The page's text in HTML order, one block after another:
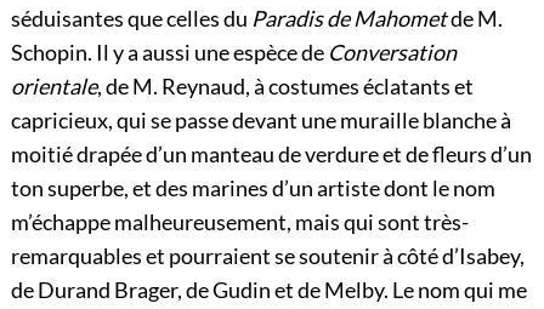
séduisantes que celles du Paradis de Mahometde M.
Schopin. Il y a aussi une espèce de Conversation
orientale, de M. Reynaud, à costumes éclatants et
capricieux, qui se passe devant une muraille blanche à
moitié drapée d’un manteau de verdure et de fleurs d’un
ton superbe, et des marines d’un artiste dont le nom
m’échappe malheureusement, mais qui sont très-
remarquables et pourraient se soutenir à côté d’Isabey,
de Durand Brager, de Gudin et de Melby. Le nom qui me